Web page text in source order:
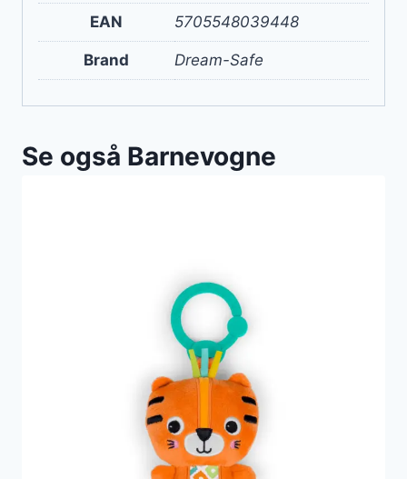
EAN 5705548039448
Brand Dream-Safe
Se også Barnevogne